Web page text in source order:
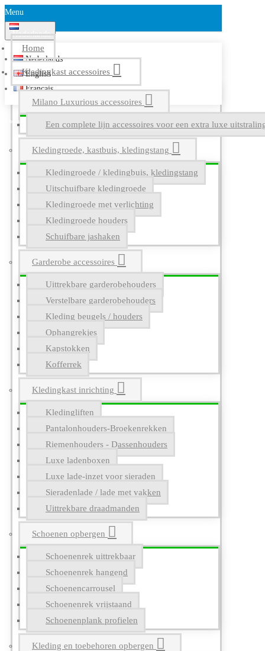
Menu
Nederlands
Nederlands
English
Français
Home
Kledingkast accessoires
Milano Luxurious accessoires
Een complete lijn accessoires voor een extra luxe
Kledingroede, kastbuis, kledingstang
Kledingroede / kledingbuis, kledingstang
Uitschuifbare kledingroede
Kledingroede met verlichting
Kledingroede houders
Schuifbare jashaken
Garderobe accessoires
Uittrekbare garderobehouders
Verstelbare garderobehouders
Kleding beugels / houders
Ophangrekjes
Kapstokken
Kofferrek
Kledingkast inrichting
Kledingliften
Pantalonhouders-Broekenrekken
Riemenhouders - Dassenhouders
Luxe ladenboxen
Luxe lade-inzet voor sieraden
Sieradenlade / lade met vakken
Uittrekbare draadmanden
Schoenen opbergen
Schoenenrek uittrekbaar
Schoenenrek hangend
Schoenencarrousel
Schoenenrek vrijstaand
Schoenenplank profielen
Kleding en toebehoren opbergen